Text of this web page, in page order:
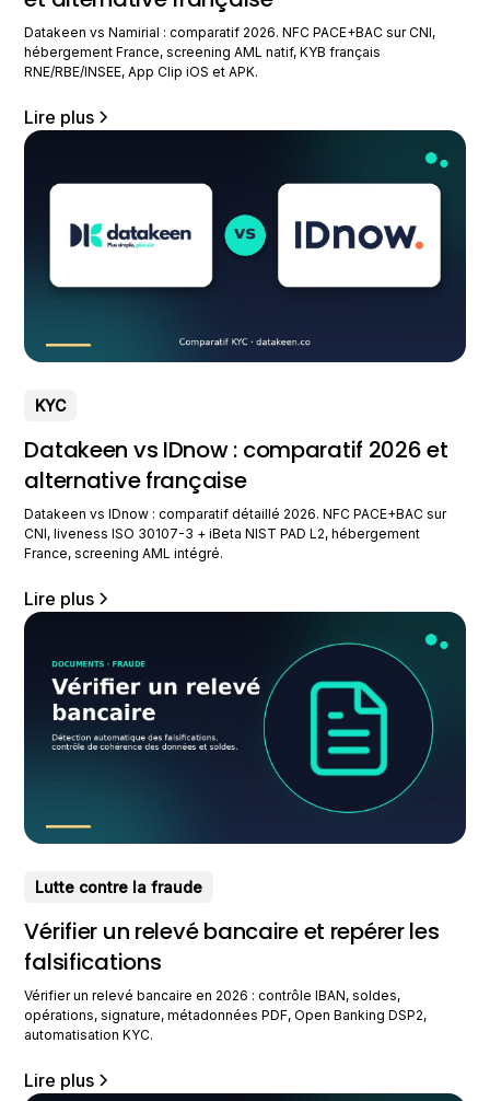
Datakeen vs Namirial : comparatif 2026. NFC PACE+BAC sur CNI,
hébergement France, screening AML natif, KYB français
RNE/RBE/INSEE, App Clip iOS et APK.
Lire plus
KYC
Datakeen vs IDnow : comparatif 2026 et
alternative française
Datakeen vs IDnow : comparatif détaillé 2026. NFC PACE+BAC sur
CNI, liveness ISO 30107-3 + iBeta NIST PAD L2, hébergement
France, screening AML intégré.
Lire plus
Lutte contre la fraude
Vérifier un relevé bancaire et repérer les
falsifications
Vérifier un relevé bancaire en 2026 : contrôle IBAN, soldes,
opérations, signature, métadonnées PDF, Open Banking DSP2,
automatisation KYC.
Lire plus